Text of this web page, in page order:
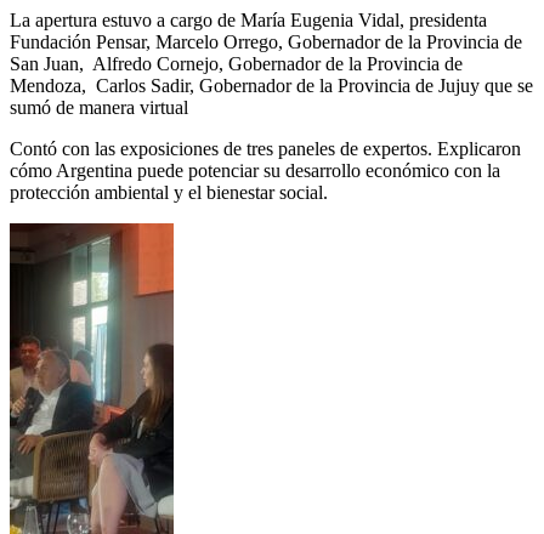
La apertura estuvo a cargo de María Eugenia Vidal, presidenta
Fundación Pensar, Marcelo Orrego, Gobernador de la Provincia de
San Juan, Alfredo Cornejo, Gobernador de la Provincia de
Mendoza, Carlos Sadir, Gobernador de la Provincia de Jujuy que se
sumó de manera virtual
Contó con las exposiciones de tres paneles de expertos. Explicaron
cómo Argentina puede potenciar su desarrollo económico con la
protección ambiental y el bienestar social.